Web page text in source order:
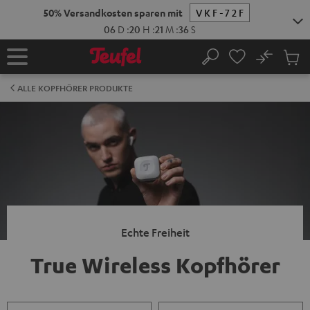
50% Versandkosten sparen mit
VKF-72F
06 D :20 H :21 M :36 S
Startseite Suche
No
ALLE KOPFHÖRER PRODUKTE
Echte Freiheit
True Wireless Kopfhörer